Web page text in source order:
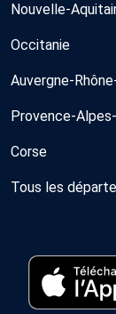
Nouvelle-
Occitanie
Auvergne-
Provence-
Corse
Tous les